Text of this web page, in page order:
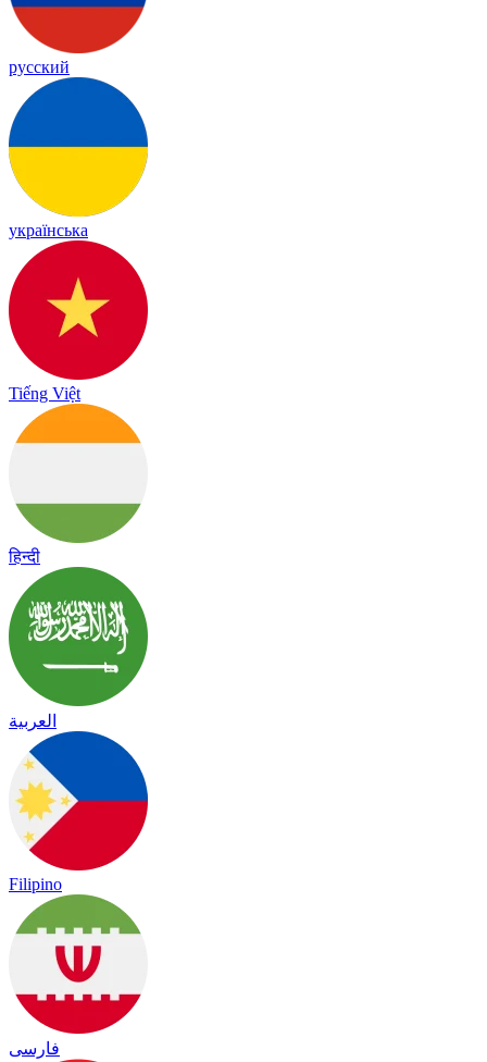
русский
українська
Tiếng Việt
हिन्दी
العربية
Filipino
فارسی